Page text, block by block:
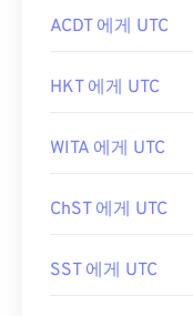
ACDT 에게 UTC
HKT 에게 UTC
WITA 에게 UTC
ChST 에게 UTC
SST 에게 UTC